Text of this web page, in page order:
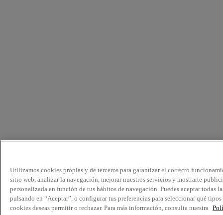
Utilizamos cookies propias y de terceros para garantizar el correcto
sitio web, analizar la navegación, mejorar nuestros servicios y mostrarte
personalizada en función de tus hábitos de navegación. Puedes aceptar todas
pulsando en “Aceptar”, o configurar tus preferencias para seleccionar qué tipos
cookies deseas permitir o rechazar. Para más información, consulta nuestra